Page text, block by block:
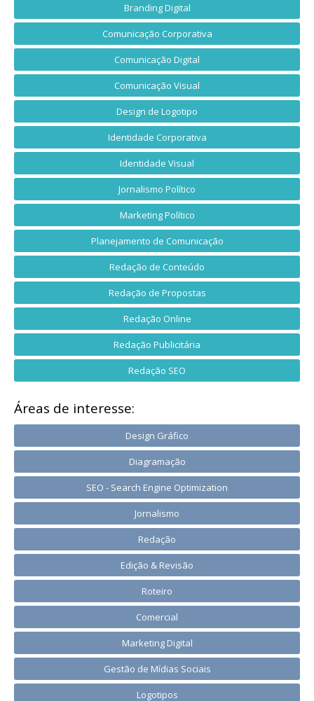
Branding Digital
Comunicação Corporativa
Comunicação Digital
Comunicação Visual
Design de Logotipo
Identidade Corporativa
Identidade Visual
Jornalismo Político
Marketing Político
Planejamento de Comunicação
Redação de Conteúdo
Redação de Propostas
Redação Online
Redação Publicitária
Redação SEO
Áreas de interesse:
Design Gráfico
Diagramação
SEO - Search Engine Optimization
Jornalismo
Redação
Edição & Revisão
Roteiro
Comercial
Marketing Digital
Gestão de Mídias Sociais
Logotipos